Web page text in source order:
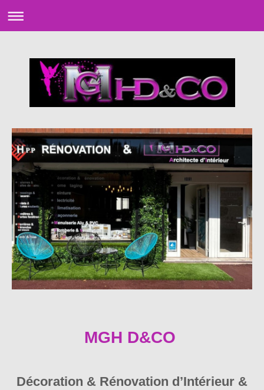
MGH D&CO
Décoration & Rénovation d’Intérieur &